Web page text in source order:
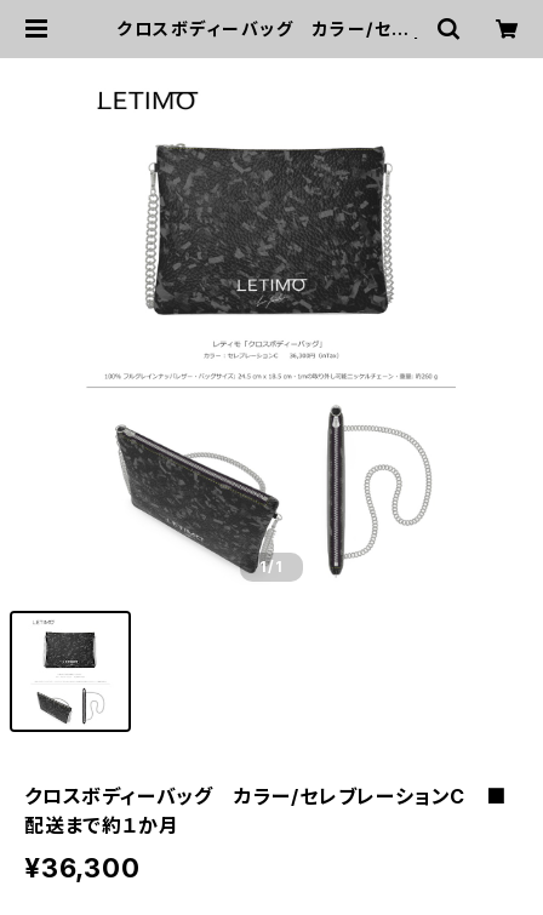
クロスボディーバッグ カラー/セレブ
1/1
クロスボディーバッグ カラー/セレブレーションC ■
配送まで約１か月
¥36,300